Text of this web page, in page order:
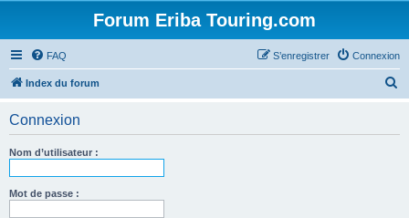
Forum Eriba Touring.com
FAQ Connexion
S’enregistrer
Index du forum
Connexion
Nom d’utilisateur :
Mot de passe :